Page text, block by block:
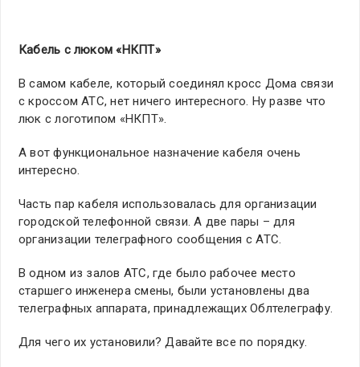
Кабель с люком «НКПТ»
В самом кабеле, который соединял кросс Дома связи
с кроссом АТС, нет ничего интересного. Ну разве что
люк с логотипом «НКПТ».
А вот функциональное назначение кабеля очень
интересно.
Часть пар кабеля использовалась для организации
городской телефонной связи. А две пары – для
организации телеграфного сообщения с АТС.
В одном из залов АТС, где было рабочее место
старшего инженера смены, были установлены два
телеграфных аппарата, принадлежащих Облтелеграфу.
Для чего их установили? Давайте все по порядку.